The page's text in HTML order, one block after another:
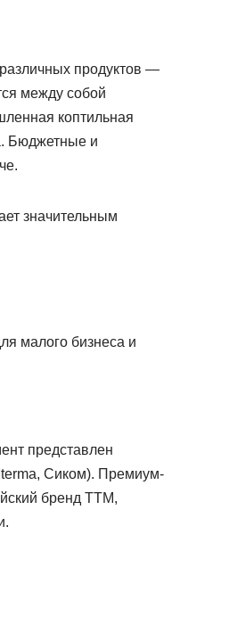
продуктов —
между собой
коптильная
Бюджетные и
значительным
малого бизнеса и
представлен
Сиком). Премиум-
бренд ТТМ,